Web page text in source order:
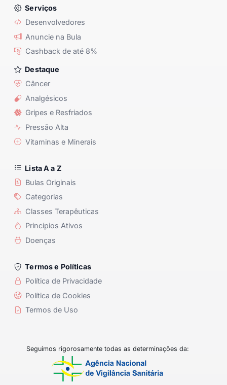
Serviços
Desenvolvedores
Anuncie na Bula
Cashback de até 8%
Destaque
Câncer
Analgésicos
Gripes e Resfriados
Pressão Alta
Vitaminas e Minerais
Lista A a Z
Bulas Originais
Categorias
Classes Terapêuticas
Princípios Ativos
Doenças
Termos e Políticas
Política de Privacidade
Política de Cookies
Termos de Uso
Seguimos rigorosamente todas as determinações da: